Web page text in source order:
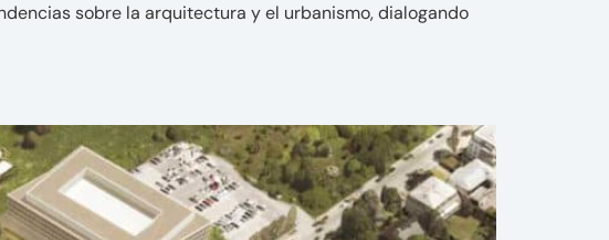
sobre la arquitectura y el urbanismo, dialogando